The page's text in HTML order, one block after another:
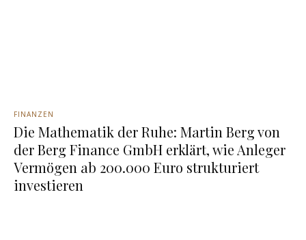
FINANZEN
Die Mathematik der Ruhe: Martin Berg von
der Berg Finance GmbH erklärt, wie Anleger
Vermögen ab 200.000 Euro strukturiert
investieren